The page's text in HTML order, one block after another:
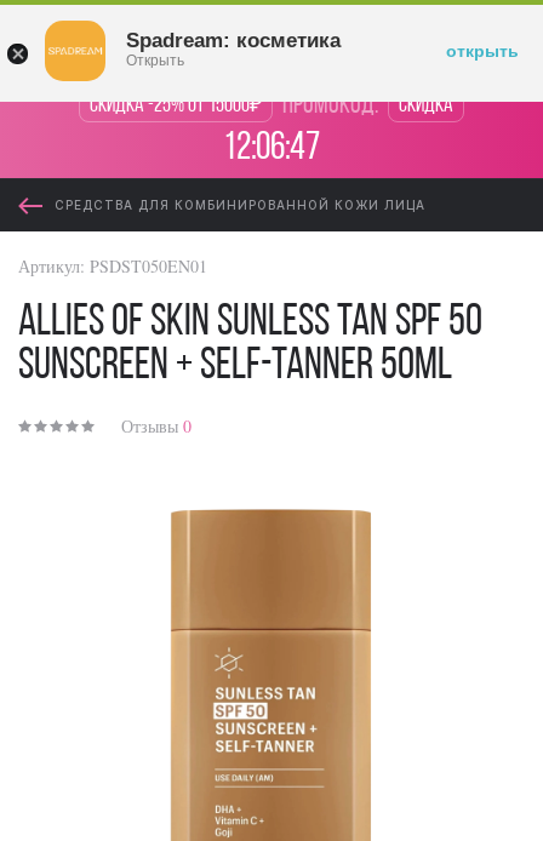
Скидка -25% от 15000₽ промокод: Скидка
12:06:47
СРЕДСТВА ДЛЯ КОМБИНИРОВАННОЙ КОЖИ ЛИЦА
Артикул: PSDST050EN01
Allies of Skin Sunless Tan SPF 50
Sunscreen + Self-Tanner 50ml
Отзывы 0
Spadream: косметика
Открыть открыть